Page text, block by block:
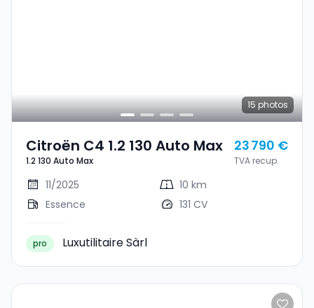
15 photos
Citroën C4 1.2 130 Auto Max
1.2 130 Auto Max
23 790 €
TVA recup.
11/2025
10 km
Essence
131 CV
pro Luxutilitaire Sàrl